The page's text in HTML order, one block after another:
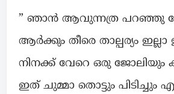
” ഞാൻ ആവുന്നത്ര പറഞ്ഞു
ആർക്കും തീരെ താല്പര്യം
നിനക്ക് വേറെ ഒരു ജോലിയും
ഇത് ചുമ്മാ തൊട്ടും പിടിച്ചും